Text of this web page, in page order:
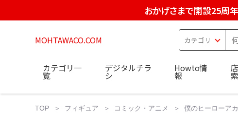
おかげさまで開設25周年
MOHTAWACO.COM
カテゴリ一
覧
デジタルチラ
シ
Howto情
報 索
TOP フィギュア コミック・アニメ 僕のヒーローア